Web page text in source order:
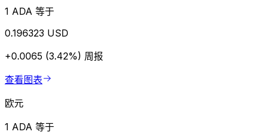
1 ADA 等于
0.196323 USD
+0.0065 (3.42%) 周报
查看图表
欧元
1 ADA 等于